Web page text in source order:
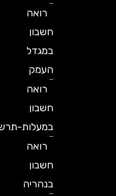
רואה
חשבון
במגדל
העמק
רואה
חשבון
במעלות-תרשיחא
רואה
חשבון
בנהריה